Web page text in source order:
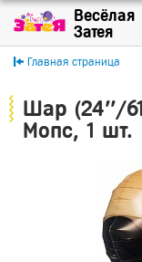
Главная страница
Шар (24''/
Мопс, 1 шт.